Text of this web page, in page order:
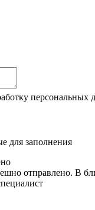
персональных
для заполнения
отправлено. В